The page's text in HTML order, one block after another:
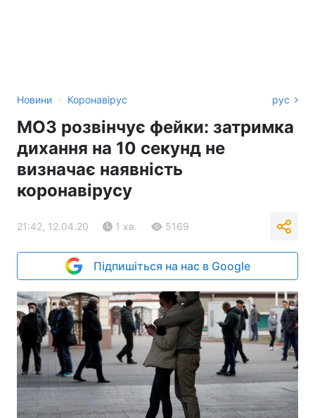
Новини › Коронавірус рус
МОЗ розвінчує фейки: затримка
дихання на 10 секунд не
визначає наявність
коронавірусу
21:42, 12.04.20 1 хв. 5169
Підпишіться на нас в Google